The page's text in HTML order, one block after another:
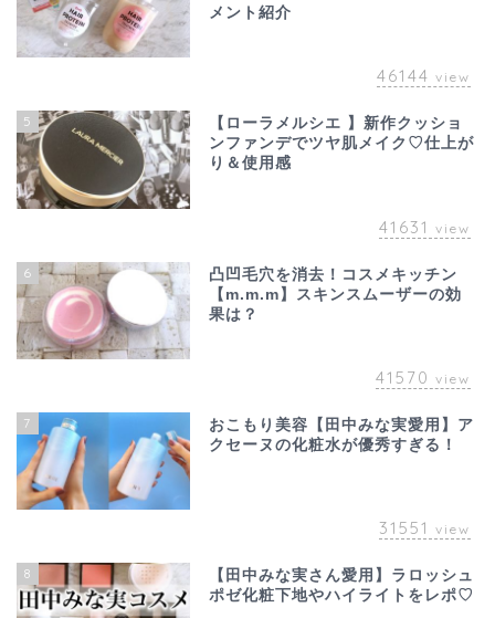
メント紹介
46144 view
5
【ローラメルシエ 】新作クッショ
ンファンデでツヤ肌メイク♡仕上が
り＆使用感
41631 view
6
凸凹毛穴を消去！コスメキッチン
【m.m.m】スキンスムーザーの効
果は？
41570 view
7
おこもり美容【田中みな実愛用】ア
クセーヌの化粧水が優秀すぎる！
31551 view
8
【田中みな実さん愛用】ラロッシュ
ポゼ化粧下地やハイライトをレポ♡